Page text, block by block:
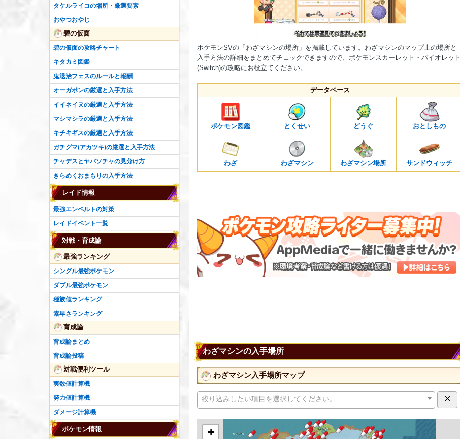
ポケモンSVの「わざマシンの場所」を掲載しています。わざマシンのマップ上の場所と
入手方法の詳細をまとめてチェックできますので、ポケモンスカーレット・バイオレット
(Switch)の攻略にお役立てください。
データベース
ポケモン図鑑 とくせい どうぐ おとしもの
わざ わざマシン わざマシン場所 サンドウィッチ
わざマシンの入手場所
わざマシン入手場所マップ
絞り込みしたい項目を選択してください。 ×
+
タケルライコの場所・厳選要素
おやつおやじ
碧の仮面
碧の仮面の攻略チャート
キタカミ図鑑
鬼退治フェスのルールと報酬
オーガポンの厳選と入手方法
イイネイヌの厳選と入手方法
マシマシラの厳選と入手方法
キチキギスの厳選と入手方法
ガチグマ(アカツキ)の厳選と入手方法
チャデスとヤバソチャの見分け方
きらめくおまもりの入手方法
レイド情報
最強エンペルトの対策
レイドイベント一覧
対戦・育成論
最強ランキング
シングル最強ポケモン
ダブル最強ポケモン
種族値ランキング
素早さランキング
育成論
育成論まとめ
育成論投稿
対戦便利ツール
実数値計算機
努力値計算機
ダメージ計算機
ポケモン情報